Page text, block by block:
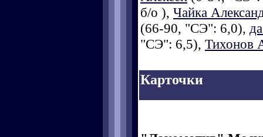
б/о ), Чайка
(66-90, "СЭ": 6,0),
"СЭ": 6,5), Тихонов
Карточки